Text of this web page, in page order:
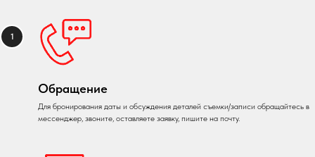
Обращение
Для бронирования даты и обсуждения деталей съемки/записи обращайтесь в
мессенджер, звоните, оставляете заявку, пишите на почту.